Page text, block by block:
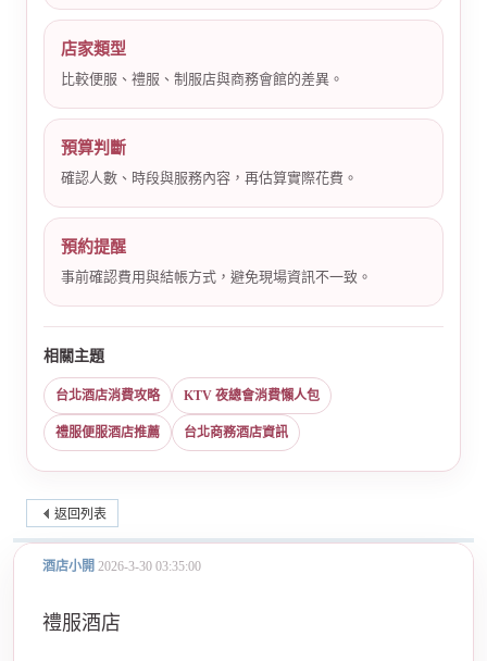
店家類型
比較便服、禮服、制服店與商務會館的差異。
預算判斷
確認人數、時段與服務內容，再估算實際花費。
預約提醒
事前確認費用與結帳方式，避免現場資訊不一致。
相關主題
台北酒店消費攻略 KTV 夜總會消費懶人包
禮服便服酒店推薦 台北商務酒店資訊
返回列表
酒店小開 2026-3-30 03:35:00
禮服酒店